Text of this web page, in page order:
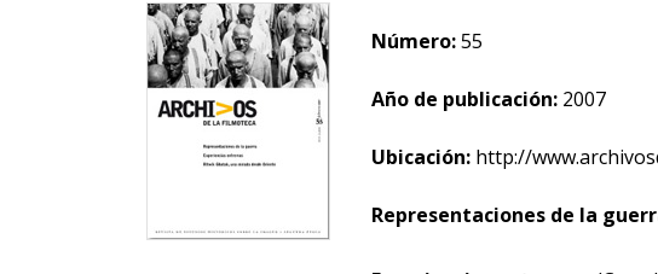
Número:55
Año de publicación: 2007
Ubicación: http://
Representaciones de la